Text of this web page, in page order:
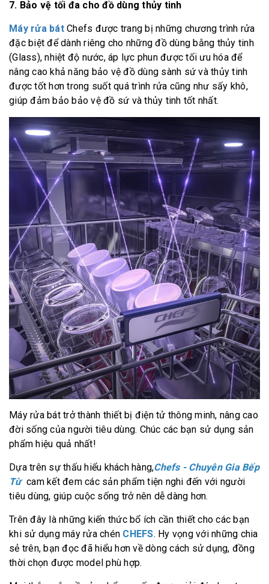
7. Bảo vệ tối đa cho đồ dùng thủy tinh
Máy rửa bátChefs được trang bị những chương trình rửa
đặc biệt để dành riêng cho những đồ dùng bằng thủy tinh
(Glass), nhiệt độ nước, áp lực phun được tối ưu hóa để
nâng cao khả năng bảo vệ đồ dùng sành sứ và thủy tinh
được tốt hơn trong suốt quá trình rửa cũng như sấy khô,
giúp đảm bảo bảo vệ đồ sứ và thủy tinh tốt nhất.
Máy rửa bát trở thành thiết bị điện tử thông minh, nâng cao
đời sống của người tiêu dùng. Chúc các bạn sử dụng sản
phẩm hiệu quả nhất!
Dựa trên sự thấu hiểu khách hàng,Chefs - Chuyên Gia Bếp
Từ cam kết đem các sản phẩm tiện nghi đến với người
tiêu dùng, giúp cuộc sống trở nên dễ dàng hơn.
Trên đây là những kiến thức bổ ích cần thiết cho các bạn
khi sử dụng máy rửa chén CHEFS. Hy vọng với những chia
sẻ trên, bạn đọc đã hiểu hơn về dòng cách sử dụng, đồng
thời chọn được model phù hợp.